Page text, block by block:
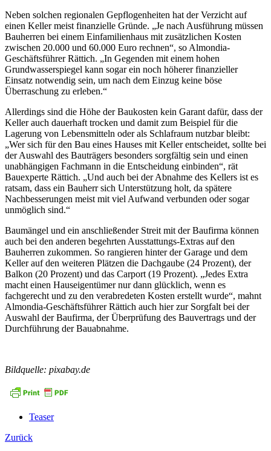
Neben solchen regionalen Gepflogenheiten hat der Verzicht auf
einen Keller meist finanzielle Gründe. „Je nach Ausführung müssen
Bauherren bei einem Einfamilienhaus mit zusätzlichen Kosten
zwischen 20.000 und 60.000 Euro rechnen“, so Almondia-
Geschäftsführer Rättich. „In Gegenden mit einem hohen
Grundwasserspiegel kann sogar ein noch höherer finanzieller
Einsatz notwendig sein, um nach dem Einzug keine böse
Überraschung zu erleben.“
Allerdings sind die Höhe der Baukosten kein Garant dafür, dass der
Keller auch dauerhaft trocken und damit zum Beispiel für die
Lagerung von Lebensmitteln oder als Schlafraum nutzbar bleibt:
„Wer sich für den Bau eines Hauses mit Keller entscheidet, sollte bei
der Auswahl des Bauträgers besonders sorgfältig sein und einen
unabhängigen Fachmann in die Entscheidung einbinden“, rät
Bauexperte Rättich. „Und auch bei der Abnahme des Kellers ist es
ratsam, dass ein Bauherr sich Unterstützung holt, da spätere
Nachbesserungen meist mit viel Aufwand verbunden oder sogar
unmöglich sind.“
Baumängel und ein anschließender Streit mit der Baufirma können
auch bei den anderen begehrten Ausstattungs-Extras auf den
Bauherren zukommen. So rangieren hinter der Garage und dem
Keller auf den weiteren Plätzen die Dachgaube (24 Prozent), der
Balkon (20 Prozent) und das Carport (19 Prozent). „Jedes Extra
macht einen Hauseigentümer nur dann glücklich, wenn es
fachgerecht und zu den verabredeten Kosten erstellt wurde“, mahnt
Almondia-Geschäftsführer Rättich auch hier zur Sorgfalt bei der
Auswahl der Baufirma, der Überprüfung des Bauvertrags und der
Durchführung der Bauabnahme.
Bildquelle: pixabay.de
Teaser
Zurück